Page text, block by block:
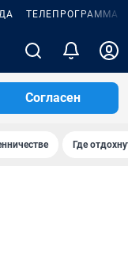
ТЕЛЕПРОГРАММА
Согласен
Где